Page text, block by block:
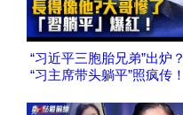
“习近平三胞胎兄弟”出炉？
“习主席带头躺平”照疯传！